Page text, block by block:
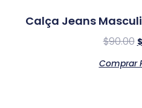
Calça Jeans
$90.00 $
Comprar